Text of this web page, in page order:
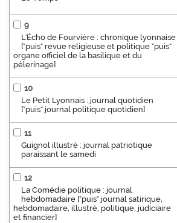
9
L'Écho de Fourvière : chronique lyonnaise
["puis" revue religieuse et politique "puis"
organe officiel de la basilique et du
pèlerinage]
10
Le Petit Lyonnais : journal quotidien
["puis" journal politique quotidien]
11
Guignol illustré : journal patriotique
paraissant le samedi
12
La Comédie politique : journal
hebdomadaire ["puis" journal satirique,
hebdomadaire, illustré, politique, judiciaire
et financier]